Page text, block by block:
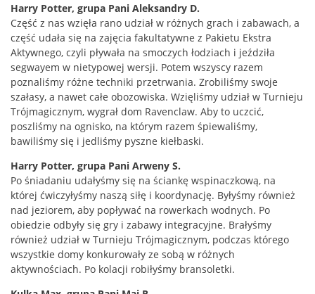
Harry Potter, grupa Pani Aleksandry D.
Część z nas wzięła rano udział w różnych grach i zabawach, a
część udała się na zajęcia fakultatywne z Pakietu Ekstra
Aktywnego, czyli pływała na smoczych łodziach i jeździła
segwayem w nietypowej wersji. Potem wszyscy razem
poznaliśmy różne techniki przetrwania. Zrobiliśmy swoje
szałasy, a nawet całe obozowiska. Wzięliśmy udział w Turnieju
Trójmagicznym, wygrał dom Ravenclaw. Aby to uczcić,
poszliśmy na ognisko, na którym razem śpiewaliśmy,
bawiliśmy się i jedliśmy pyszne kiełbaski.
Harry Potter, grupa Pani Arweny S.
Po śniadaniu udałyśmy się na ściankę wspinaczkową, na
której ćwiczyłyśmy naszą siłę i koordynację. Byłyśmy również
nad jeziorem, aby popływać na rowerkach wodnych. Po
obiedzie odbyły się gry i zabawy integracyjne. Brałyśmy
również udział w Turnieju Trójmagicznym, podczas którego
wszystkie domy konkurowały ze sobą w różnych
aktywnościach. Po kolacji robiłyśmy bransoletki.